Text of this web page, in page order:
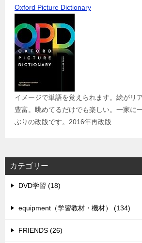
Oxford Picture Dictionary
イメージで単語を覚えられます。絵がリ
豊富。眺めてるだけでも楽しい。一家に
ぶりの改版です。2016年再改版
カテゴリー
DVD学習 (18)
equipment（学習教材・機材） (134)
FRIENDS (26)